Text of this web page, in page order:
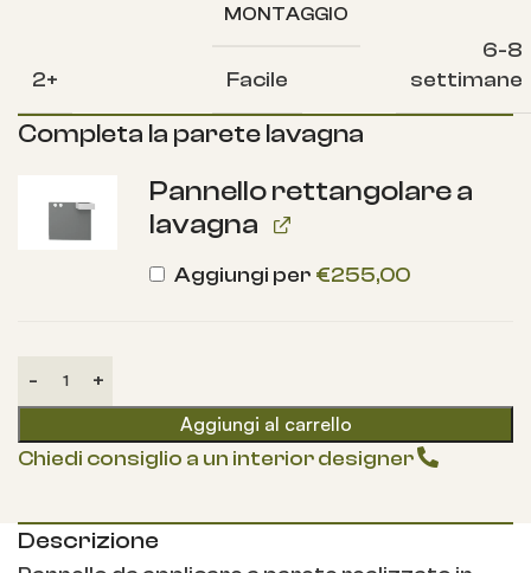
2+
MONTAGGIO
Facile
6-8
settimane
Completa la parete lavagna
Pannello rettangolare a
lavagna
Aggiungi per €255,00
Aggiungi al carrello
Chiedi consiglio a un interior designer
Descrizione